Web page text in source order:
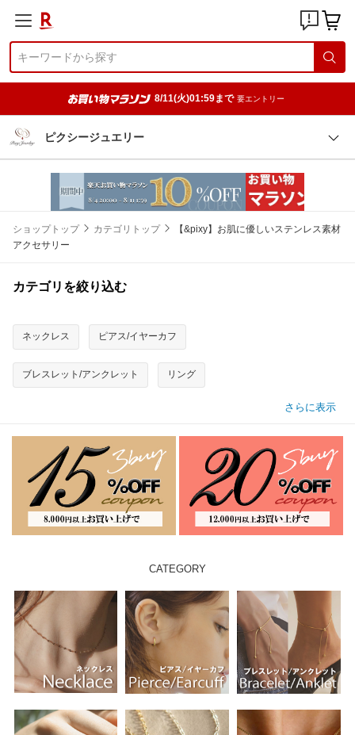
8/11(火)01:59まで 要エントリー
ピクシージュエリー
ショップトップ カテゴリトップ
【&pixy】お肌に優しいステンレス素材
アクセサリー
カテゴリを絞り込む
ネックレス ピアス/イヤーカフ
ブレスレット/アンクレット リング
さらに表示
CATEGORY